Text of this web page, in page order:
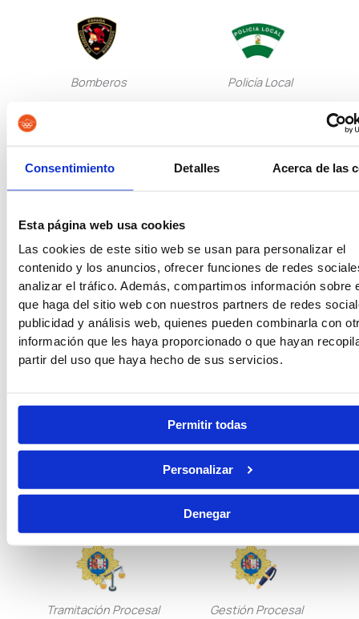
Consentimiento Detalles Acerca de las
Esta página web usa cookies
Las cookies de este sitio web se usan para personalizar el
contenido y los anuncios, ofrecer funciones de redes
analizar el tráfico. Además, compartimos información sobre
que haga del sitio web con nuestros partners de redes
publicidad y análisis web, quienes pueden combinarla con
información que les haya proporcionado o que hayan
partir del uso que haya hecho de sus servicios.
Permitir todas
Personalizar
Denegar
Bomberos Policía Local
Guardia Civil Tropa y Marinería
Penitenciarias
Auxilio Judicial
Tramitación Procesal Gestión Procesal